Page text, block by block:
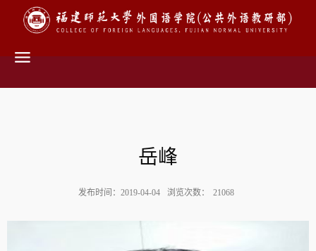
岳峰
发布时间：2019-04-04 浏览次数： 21068